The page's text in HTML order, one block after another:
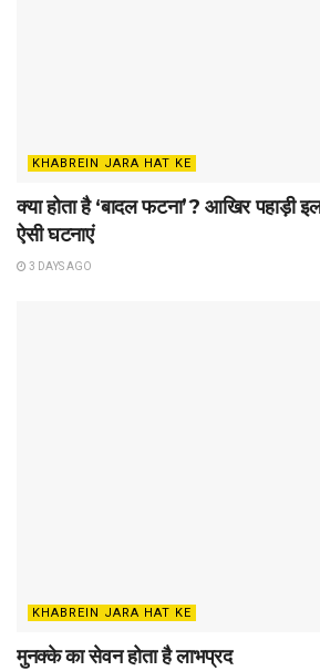
KHABREIN JARA HAT KE
क्या होता है ‘बादल फटना’? आखिर पहाड़ी
ऐसी घटनाएं
3 DAYS AGO
KHABREIN JARA HAT KE
मुनक्के का सेवन होता है लाभप्रद